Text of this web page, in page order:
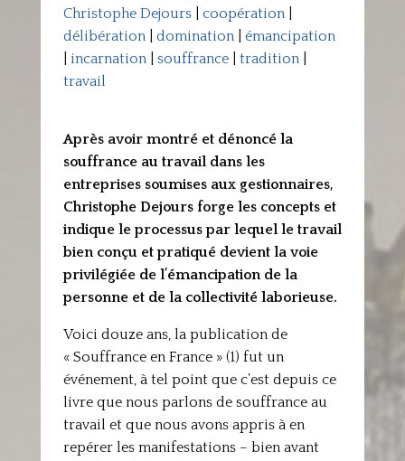
Christophe Dejours| coopération|
délibération| domination| émancipation
incarnation| souffrance| tradition|
travail
Après avoir montré et dénoncé la
souffrance au travail dans les
entreprises soumises aux gestionnaires,
Christophe Dejours forge les concepts et
indique le processus par lequel le travail
bien conçu et pratiqué devient la voie
privilégiée de l’émancipation de la
personne et de la collectivité laborieuse.
Voici douze ans, la publication de
« Souffrance en France » (1) fut un
événement, à tel point que c’est depuis ce
livre que nous parlons de souffrance au
travail et que nous avons appris à en
repérer les manifestations – bien avant